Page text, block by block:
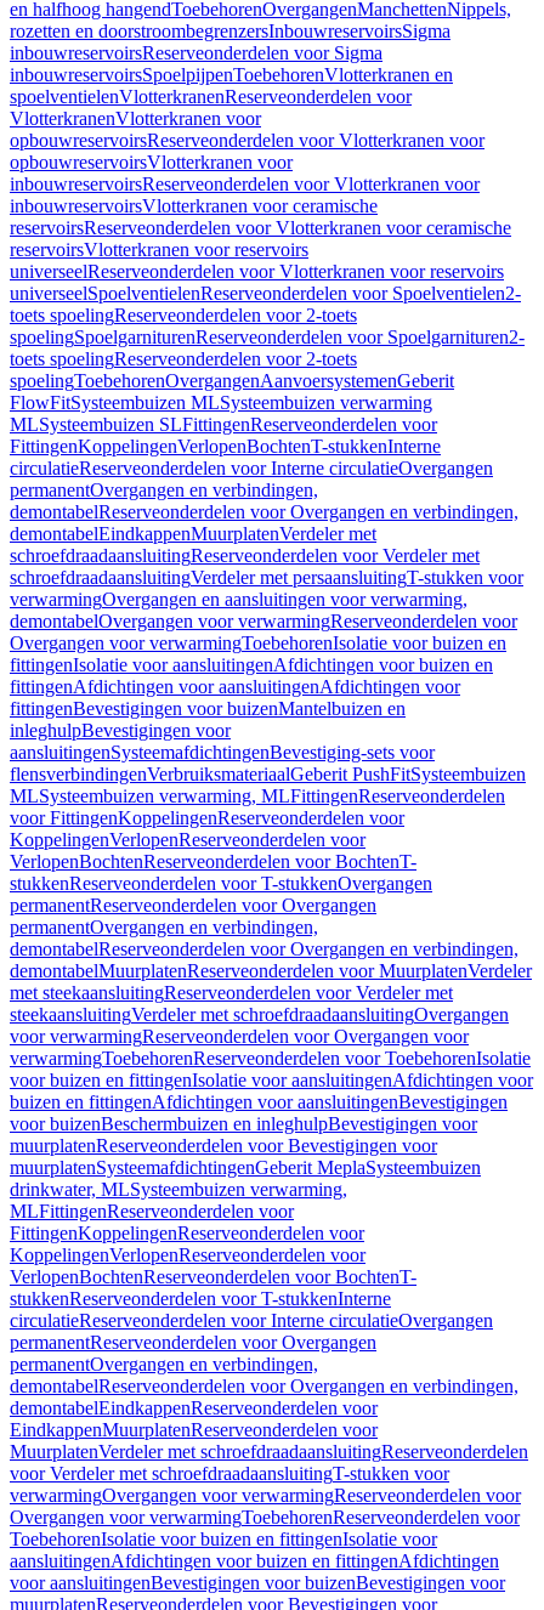
en halfhoog hangendToebehorenOvergangenManchettenNippels,
rozetten en doorstroombegrenzersInbouwreservoirsSigma
inbouwreservoirsReserveonderdelen voor Sigma
inbouwreservoirsSpoelpijpenToebehorenVlotterkranen en
spoelventielenVlotterkranenReserveonderdelen voor
VlotterkranenVlotterkranen voor
opbouwreservoirsReserveonderdelen voor Vlotterkranen voor
opbouwreservoirsVlotterkranen voor
inbouwreservoirsReserveonderdelen voor Vlotterkranen voor
inbouwreservoirsVlotterkranen voor ceramische
reservoirsReserveonderdelen voor Vlotterkranen voor ceramische
reservoirsVlotterkranen voor reservoirs
universeelReserveonderdelen voor Vlotterkranen voor reservoirs
universeelSpoelventielenReserveonderdelen voor Spoelventielen2-
toets spoelingReserveonderdelen voor 2-toets
spoelingSpoelgarniturenReserveonderdelen voor Spoelgarnituren2-
toets spoelingReserveonderdelen voor 2-toets
spoelingToebehorenOvergangenAanvoersystemenGeberit
FlowFitSysteembuizen MLSysteembuizen verwarming
MLSysteembuizen SLFittingenReserveonderdelen voor
FittingenKoppelingenVerlopenBochtenT-stukkenInterne
circulatieReserveonderdelen voor Interne circulatieOvergangen
permanentOvergangen en verbindingen,
demontabelReserveonderdelen voor Overgangen en verbindingen,
demontabelEindkappenMuurplatenVerdeler met
schroefdraadaansluitingReserveonderdelen voor Verdeler met
schroefdraadaansluitingVerdeler met persaansluitingT-stukken voor
verwarmingOvergangen en aansluitingen voor verwarming,
demontabelOvergangen voor verwarmingReserveonderdelen voor
Overgangen voor verwarmingToebehorenIsolatie voor buizen en
fittingenIsolatie voor aansluitingenAfdichtingen voor buizen en
fittingenAfdichtingen voor aansluitingenAfdichtingen voor
fittingenBevestigingen voor buizenMantelbuizen en
inleghulpBevestigingen voor
aansluitingenSysteemafdichtingenBevestiging-sets voor
flensverbindingenVerbruiksmateriaalGeberit PushFitSysteembuizen
MLSysteembuizen verwarming, MLFittingenReserveonderdelen
voor FittingenKoppelingenReserveonderdelen voor
KoppelingenVerlopenReserveonderdelen voor
VerlopenBochtenReserveonderdelen voor BochtenT-
stukkenReserveonderdelen voor T-stukkenOvergangen
permanentReserveonderdelen voor Overgangen
permanentOvergangen en verbindingen,
demontabelReserveonderdelen voor Overgangen en verbindingen,
demontabelMuurplatenReserveonderdelen voor MuurplatenVerdeler
met steekaansluitingReserveonderdelen voor Verdeler met
steekaansluitingVerdeler met schroefdraadaansluitingOvergangen
voor verwarmingReserveonderdelen voor Overgangen voor
verwarmingToebehorenReserveonderdelen voor ToebehorenIsolatie
voor buizen en fittingenIsolatie voor aansluitingenAfdichtingen voor
buizen en fittingenAfdichtingen voor aansluitingenBevestigingen
voor buizenBeschermbuizen en inleghulpBevestigingen voor
muurplatenReserveonderdelen voor Bevestigingen voor
muurplatenSysteemafdichtingenGeberit MeplaSysteembuizen
drinkwater, MLSysteembuizen verwarming,
MLFittingenReserveonderdelen voor
FittingenKoppelingenReserveonderdelen voor
KoppelingenVerlopenReserveonderdelen voor
VerlopenBochtenReserveonderdelen voor BochtenT-
stukkenReserveonderdelen voor T-stukkenInterne
circulatieReserveonderdelen voor Interne circulatieOvergangen
permanentReserveonderdelen voor Overgangen
permanentOvergangen en verbindingen,
demontabelReserveonderdelen voor Overgangen en verbindingen,
demontabelEindkappenReserveonderdelen voor
EindkappenMuurplatenReserveonderdelen voor
MuurplatenVerdeler met schroefdraadaansluitingReserveonderdelen
voor Verdeler met schroefdraadaansluitingT-stukken voor
verwarmingOvergangen voor verwarmingReserveonderdelen voor
Overgangen voor verwarmingToebehorenReserveonderdelen voor
ToebehorenIsolatie voor buizen en fittingenIsolatie voor
aansluitingenAfdichtingen voor buizen en fittingenAfdichtingen
voor aansluitingenBevestigingen voor buizenBevestigingen voor
muurplatenReserveonderdelen voor Bevestigingen voor